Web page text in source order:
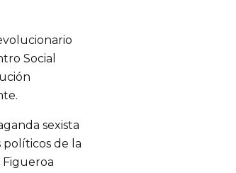
Social
sexista
de la
Figueroa